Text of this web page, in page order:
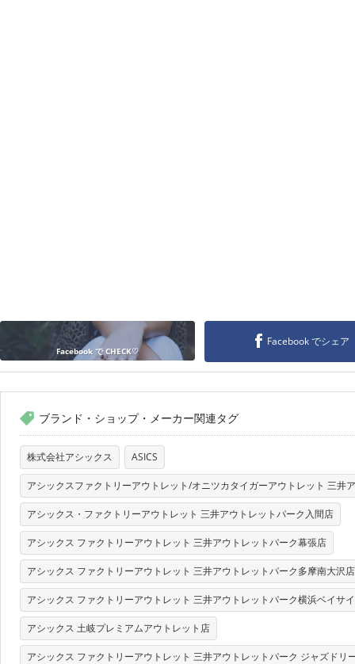
Facebook で CHECK♡
Facebook でシェア
ブランド・ショップ・メーカー関連タグ
株式会社アシックス ASICS
アシックスファクトリーアウトレット/オニツカタイガーアウトレット 三井
アシックス・ファクトリーアウトレット 三井アウトレットパーク入間店
アシックス ファクトリーアウトレット 三井アウトレットパーク幕張店
アシックス ファクトリーアウトレット 三井アウトレットパーク多摩南大沢店
アシックス ファクトリーアウトレット 三井アウトレットパーク横浜ベイサ
アシックス 土岐プレミアムアウトレット店
アシックス ファクトリーアウトレット 三井アウトレットパーク ジャズドリ